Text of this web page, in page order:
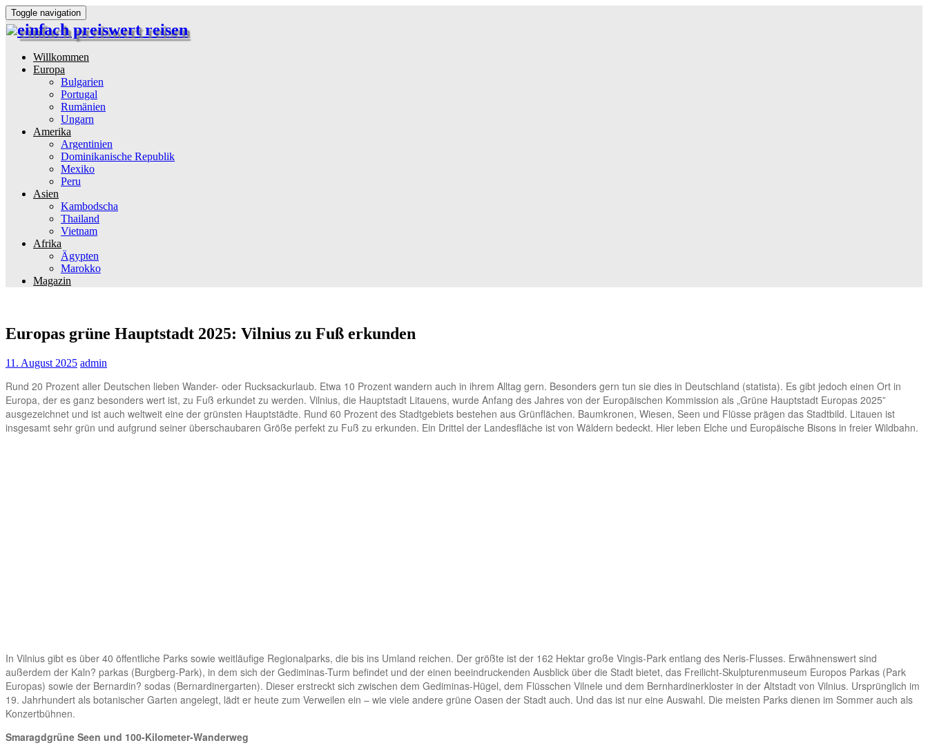
Toggle navigation
einfach preiswert reisen
Reiseinformationen und Reisetipps
Willkommen
Europa
Bulgarien
Portugal
Rumänien
Ungarn
Amerika
Argentinien
Dominikanische Republik
Mexiko
Peru
Asien
Kambodscha
Thailand
Vietnam
Afrika
Ägypten
Marokko
Magazin
Europas grüne Hauptstadt 2025: Vilnius zu Fuß erkunden
11. August 2025 admin
Rund 20 Prozent aller Deutschen lieben Wander- oder Rucksackurlaub. Etwa 10 Prozent wandern auch in ihrem Alltag gern. Besonders gern tun sie dies in Deutschland (statista). Es gibt jedoch einen Ort in
Europa, der es ganz besonders wert ist, zu Fuß erkundet zu werden. Vilnius, die Hauptstadt Litauens, wurde Anfang des Jahres von der Europäischen Kommission als „Grüne Hauptstadt Europas 2025”
ausgezeichnet und ist auch weltweit eine der grünsten Hauptstädte. Rund 60 Prozent des Stadtgebiets bestehen aus Grünflächen. Baumkronen, Wiesen, Seen und Flüsse prägen das Stadtbild. Litauen ist
insgesamt sehr grün und aufgrund seiner überschaubaren Größe perfekt zu Fuß zu erkunden. Ein Drittel der Landesfläche ist von Wäldern bedeckt. Hier leben Elche und Europäische Bisons in freier Wildbahn.
In Vilnius gibt es über 40 öffentliche Parks sowie weitläufige Regionalparks, die bis ins Umland reichen. Der größte ist der 162 Hektar große Vingis-Park entlang des Neris-Flusses. Erwähnenswert sind
außerdem der Kaln? parkas (Burgberg-Park), in dem sich der Gediminas-Turm befindet und der einen beeindruckenden Ausblick über die Stadt bietet, das Freilicht-Skulpturenmuseum Europos Parkas (Park
Europas) sowie der Bernardin? sodas (Bernardinergarten). Dieser erstreckt sich zwischen dem Gediminas-Hügel, dem Flüsschen Vilnele und dem Bernhardinerkloster in der Altstadt von Vilnius. Ursprünglich im
19. Jahrhundert als botanischer Garten angelegt, lädt er heute zum Verweilen ein – wie viele andere grüne Oasen der Stadt auch. Und das ist nur eine Auswahl. Die meisten Parks dienen im Sommer auch als
Konzertbühnen.
Smaragdgrüne Seen und 100-Kilometer-Wanderweg